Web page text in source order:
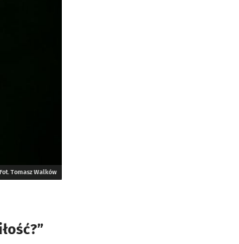
Fot. Tomasz Walków